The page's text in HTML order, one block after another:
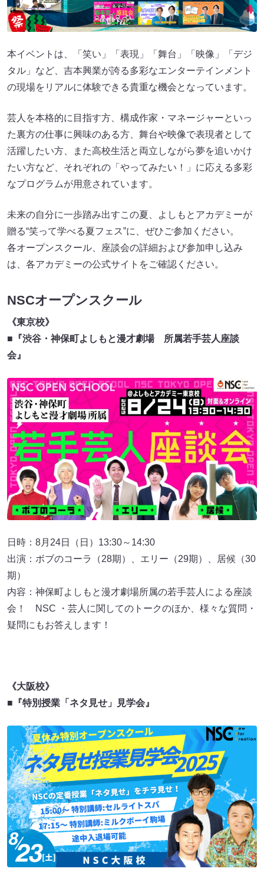
本イベントは、「笑い」「表現」「舞台」「映像」「デジ
タル」など、吉本興業が誇る多彩なエンターテインメント
の現場をリアルに体験できる貴重な機会となっています。
芸人を本格的に目指す方、構成作家・マネージャーといっ
た裏方の仕事に興味のある方、舞台や映像で表現者として
活躍したい方、また高校生活と両立しながら夢を追いかけ
たい方など、それぞれの「やってみたい！」に応える多彩
なプログラムが用意されています。
未来の自分に一歩踏み出すこの夏、よしもとアカデミーが
贈る“笑って学べる夏フェス”に、ぜひご参加ください。
各オープンスクール、座談会の詳細および参加申し込み
は、各アカデミーの公式サイトをご確認ください。
NSCオープンスクール
《東京校》
■ 『渋谷・神保町よしもと漫才劇場 所属若手芸人座談
会』
日時：8月24日（日）13:30～14:30
出演：ボブのコーラ（28期）、エリー（29期）、居候（30
期）
内容：神保町よしもと漫才劇場所属の若手芸人による座談
会！ NSC ・芸人に関してのトークのほか、様々な質問・
疑問にもお答えします！
《大阪校》
■ 『特別授業「ネタ見せ」見学会』